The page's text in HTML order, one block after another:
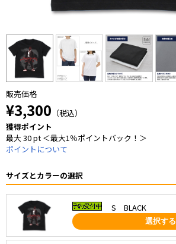
販売価格
¥3,300 （税込）
獲得ポイント
最大 30 pt ＜最大1％ポイントバック！＞
ポイントについて
サイズとカラーの選択
S BLACK
選択する